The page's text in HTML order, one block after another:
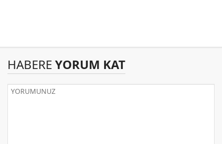
HABERE YORUM KAT